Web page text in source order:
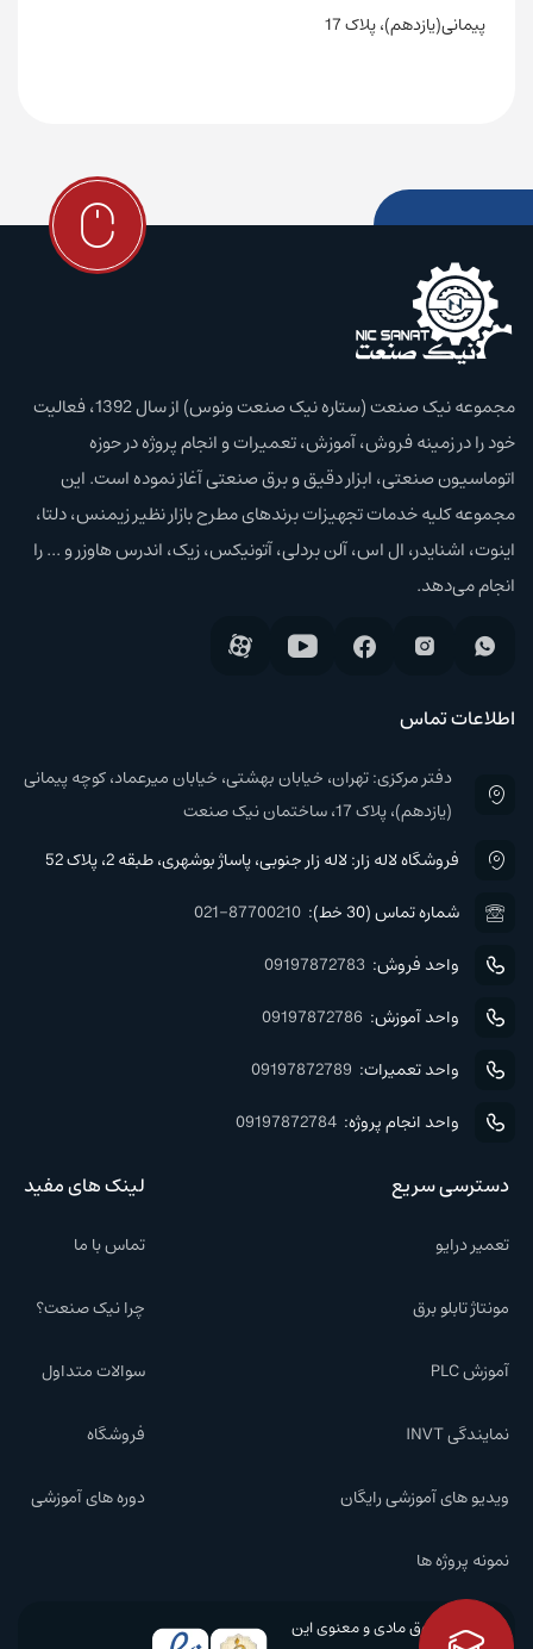
پیمانی(یازدهم)، پلاک 17
مجموعه نیک صنعت (ستاره نیک صنعت ونوس) از سال 1392، فعالیت
خود را در زمینه فروش، آموزش،‌ تعمیرات و انجام پروژه در حوزه
اتوماسیون صنعتی، ابزار دقیق و برق صنعتی آغاز نموده است. این
مجموعه کلیه خدمات تجهیزات برند‌های مطرح بازار نظیر زیمنس، دلتا،
اینوت، اشنایدر، ال اس، آلن بردلی، آتونیکس، زیک، اندرس هاوزر و ... را
انجام می‌دهد.
اطلاعات تماس
دفتر مرکزی: تهران، خیابان بهشتی، خیابان میرعماد، کوچه پیمانی
(یازدهم)، پلاک 17، ساختمان نیک صنعت
فروشگاه لاله زار: لاله زار جنوبی، پاساژ بوشهری، طبقه 2، پلاک 52
شماره تماس (30 خط):
021-87700210
واحد فروش: 09197872783
واحد آموزش: 09197872786
واحد تعمیرات: 09197872789
واحد انجام پروژه: 09197872784
دسترسی سریع
تعمیر درایو
مونتاژ تابلو برق
آموزش PLC
نمایندگی INVT
ویدیو های آموزشی رایگان
نمونه پروژه ها
لینک های مفید
تماس با ما
چرا نیک صنعت؟
سوالات متداول
فروشگاه
دوره های آموزشی
کلیه حقوق مادی و معنوی این